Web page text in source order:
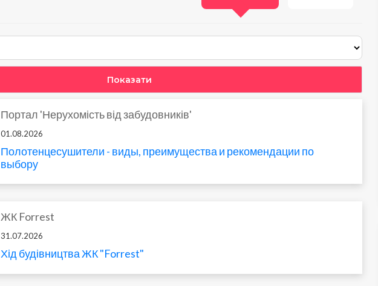
Портал 'Нерухомість від забудовників'
01.08.2026
Полотенцесушители - виды, преимущества и рекомендации по
выбору
ЖК Forrest
31.07.2026
Хід будівництва ЖК "Forrest"